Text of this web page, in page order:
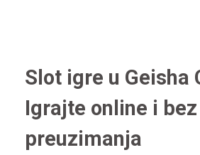
Slot igre u Geisha
Igrajte online i bez
preuzimanja